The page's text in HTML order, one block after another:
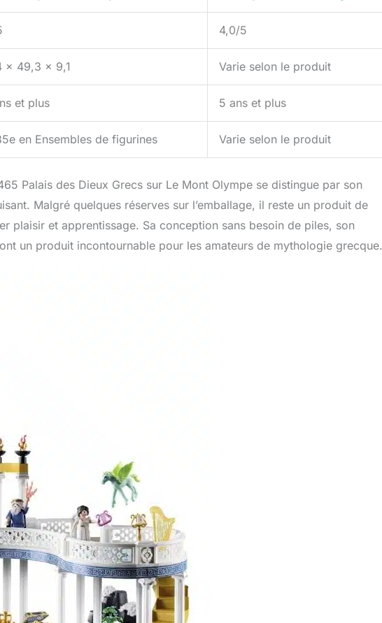
4,0/5
x 49,3 x 9,1 Varie selon le produit
et plus 5 ans et plus
en Ensembles de figurines Varie selon le produit
Palais des Dieux Grecs sur Le Mont Olympe se distingue par son
Malgré quelques réserves sur l’emballage, il reste un produit de
plaisir et apprentissage. Sa conception sans besoin de piles, son
un produit incontournable pour les amateurs de mythologie grecque.